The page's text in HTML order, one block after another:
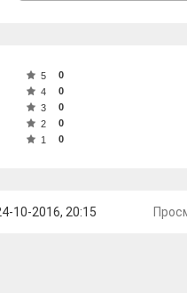
5
0
4
0
3
0
2
0
1
0
10-2016, 20:15